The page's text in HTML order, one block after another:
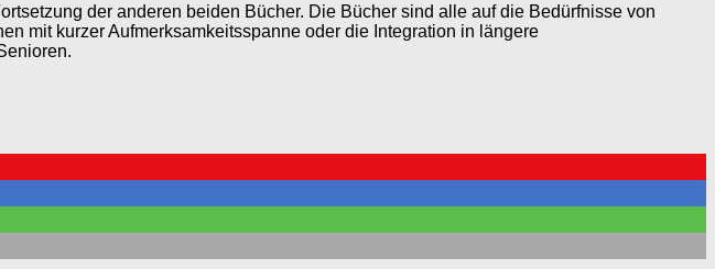
der anderen beiden Bücher. Die Bücher sind alle auf die Bedürfnisse von
mit kurzer Aufmerksamkeitsspanne oder die Integration in längere